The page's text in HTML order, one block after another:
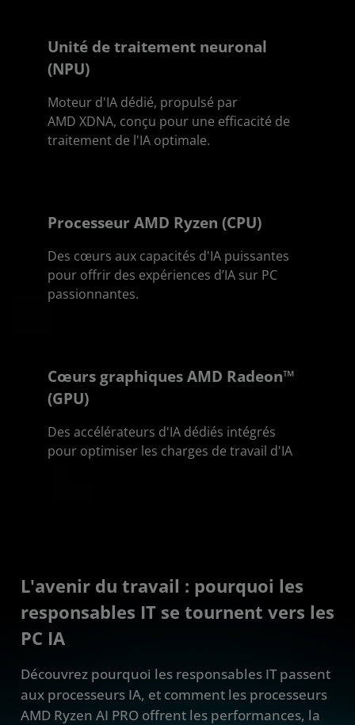
Unité de traitement neuronal
(NPU)
Moteur d'IA dédié, propulsé par
AMD XDNA, conçu pour une efficacité de
traitement de l'IA optimale.
Processeur AMD Ryzen (CPU)
Des cœurs aux capacités d'IA puissantes
pour offrir des expériences d’IA sur PC
passionnantes.
Cœurs graphiques AMD Radeon™
(GPU)
Des accélérateurs d'IA dédiés intégrés
pour optimiser les charges de travail d'IA
L'avenir du travail : pourquoi les
responsables IT se tournent vers les
PC IA
Découvrez pourquoi les responsables IT passent
aux processeurs IA, et comment les processeurs
AMD Ryzen AI PRO offrent les performances, la